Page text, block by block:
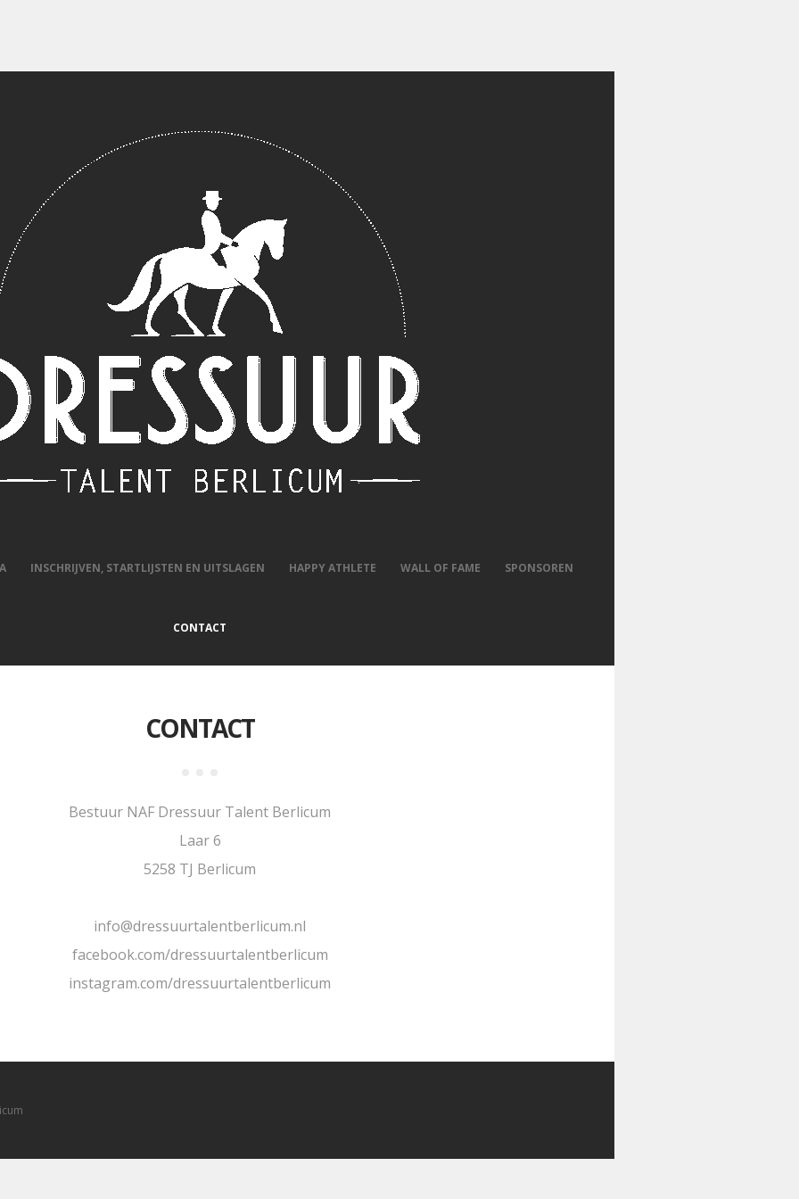
INSCHRIJVEN, STARTLIJSTEN EN UITSLAGEN HAPPY ATHLETE WALL OF FAME SPONSOREN
CONTACT
CONTACT
Bestuur NAF Dressuur Talent Berlicum
Laar 6
5258 TJ Berlicum
info@dressuurtalentberlicum.nl
facebook.com/dressuurtalentberlicum
instagram.com/dressuurtalentberlicum